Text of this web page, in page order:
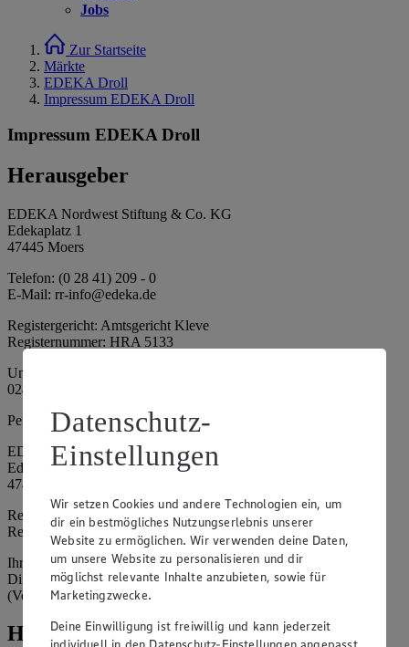
Jobs
Zur Startseite
Märkte
EDEKA Droll
Impressum EDEKA Droll
Impressum EDEKA Droll
Herausgeber
EDEKA Nordwest Stiftung & Co. KG
Edekaplatz 1
47445 Moers
Telefon: (0 28 41) 209 - 0
E-Mail: rr-info@edeka.de
Registergericht: Amtsgericht Kleve
Registernummer: HRA 5133
Umsatzsteuer-Identifikationsnummer gem. § 27a UStG: DE 335
024 695
Persönlich haftende Gesellschafterin:
EDEKA Nordwest Handelsstiftung e. K.
Edekaplatz 1
47445 Moers
Registergericht: Amtsgericht Kleve
Registernummer: HRA 5132
Ihrerseits vertreten durch: Frank Breuer (Vorstandsvorsitzender),
Dirk Neuhaus (Vorstandsvorsitzender), Peter Wagener
(Vorstandsvorsitzender)
Hinweise
Datenschutz-
Einstellungen
Wir setzen Cookies und andere Technologien ein, um
dir ein bestmögliches Nutzungserlebnis unserer
Website zu ermöglichen. Wir verwenden deine Daten,
um unsere Website zu personalisieren und dir
möglichst relevante Inhalte anzubieten, sowie für
Marketingzwecke.
Deine Einwilligung ist freiwillig und kann jederzeit